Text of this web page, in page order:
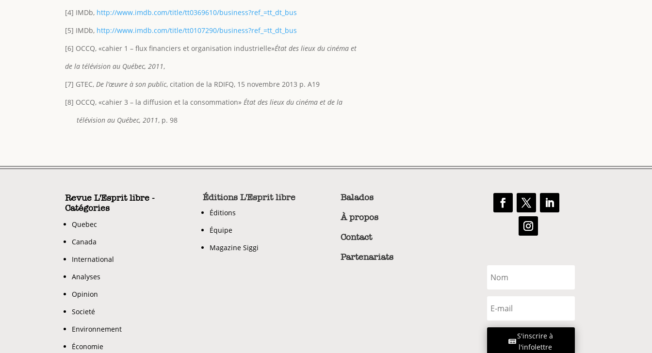
[4] IMDb, http://www.imdb.com/title/tt0369610/business?ref_=tt_dt_bus
[5] IMDb, http://www.imdb.com/title/tt0107290/business?ref_=tt_dt_bus
[6] OCCQ, «cahier 1 – flux financiers et organisation industrielle»État des lieux du cinéma et
de la télévision au Québec, 2011,
[7] GTEC,De l’œuvre à son public, citation de la RDIFQ, 15 novembre 2013 p. A19
[8] OCCQ, «cahier 3 – la diffusion et la consommation»État des lieux du cinéma et de la
télévision au Québec, 2011, p. 98
Revue L'Esprit libre -
Catégories
Quebec
Canada
International
Analyses
Opinion
Societé
Environnement
Économie
Éditions L'Esprit libre
Éditions
Équipe
Magazine Siggi
Balados
À propos
Contact
Partenariats
S'inscrire à
l'infolettre